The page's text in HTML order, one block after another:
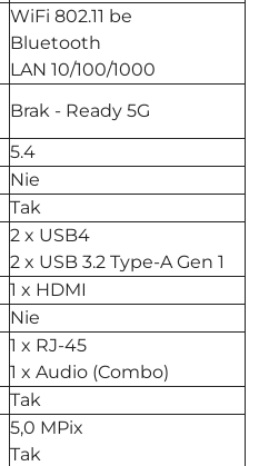
WiFi 802.11 be
Bluetooth
LAN 10/100/1000
Brak - Ready 5G
5.4
Nie
Tak
2 x USB4
2 x USB 3.2 Type-A Gen 1
1 x HDMI
Nie
1 x RJ-45
1 x Audio (Combo)
Tak
5,0 MPix
Tak